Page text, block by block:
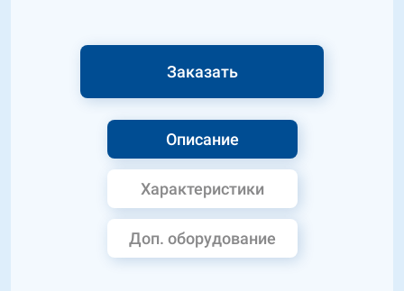
Описание
Характеристики
Доп. оборудование
Заказать